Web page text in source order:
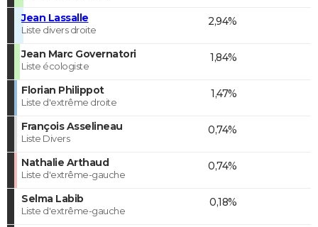
Jean Lassalle
Liste divers droite
2,94%
Jean Marc Governatori
Liste écologiste
1,84%
Florian Philippot
Liste d'extrême droite
1,47%
François Asselineau
Liste Divers
0,74%
Nathalie Arthaud
Liste d'extrême-gauche
0,74%
Selma Labib
Liste d'extrême-gauche
0,18%